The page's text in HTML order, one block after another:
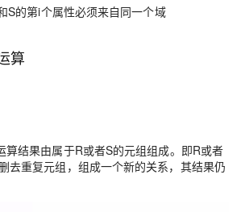
S的第i个属性必须来自同一个域
算
算结果由属于R或者S的元组组成。即R或者
去重复元组，组成一个新的关系，其结果仍